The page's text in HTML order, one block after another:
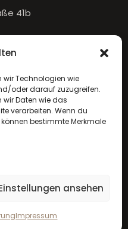
wir Technologien wie
oder darauf zuzugreifen.
Daten wie das
verarbeiten. Wenn du
bestimmte Merkmale
ansehen
Impressum
41b
Rechte vorbehalten